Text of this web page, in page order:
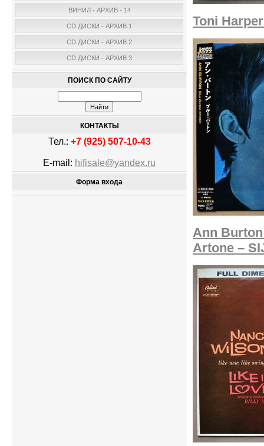
ВИНИЛ - АРХИВ - 14
CD ДИСКИ - АРХИВ 1
CD ДИСКИ - АРХИВ 2
CD ДИСКИ - АРХИВ 3
ПОИСК ПО САЙТУ
КОНТАКТЫ
Тел.: +7 (925) 507-10-43
E-mail: hifisale@yandex.ru
Форма входа
Toni
Ann
Artone –